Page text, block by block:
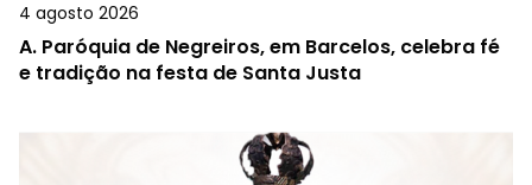
4 agosto 2026
A. Paróquia de Negreiros, em Barcelos, celebra fé
e tradição na festa de Santa Justa